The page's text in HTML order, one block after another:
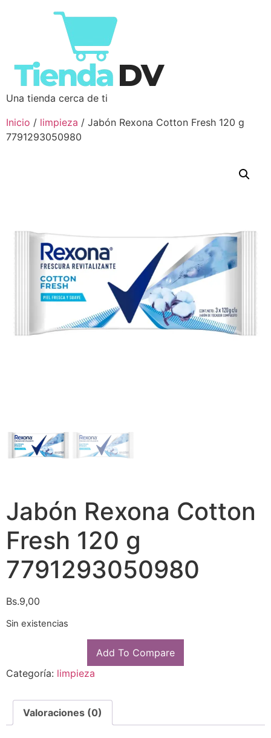
Una tienda cerca de ti
Inicio / limpieza / Jabón Rexona Cotton Fresh 120 g
7791293050980
Jabón Rexona Cotton
Fresh 120 g
7791293050980
Bs.9,00
Sin existencias
Add To Compare
Categoría: limpieza
Valoraciones (0)